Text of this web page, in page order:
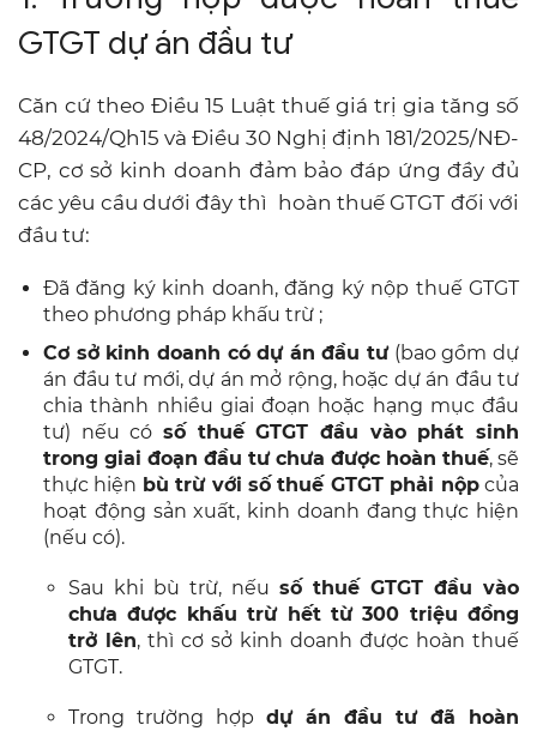
GTGT dự án đầu tư
Căn cứ theo Điều 15 Luật thuế giá trị gia tăng số
48/2024/Qh15 và Điều 30 Nghị định 181/2025/NĐ-
CP, cơ sở kinh doanh đảm bảo đáp ứng đầy đủ
các yêu cầu dưới đây thì hoàn thuế GTGT đối với
đầu tư:
Đã đăng ký kinh doanh, đăng ký nộp thuế GTGT
theo phương pháp khấu trừ ;
Cơ sở kinh doanh có dự án đầu tư(bao gồm dự
án đầu tư mới, dự án mở rộng, hoặc dự án đầu tư
chia thành nhiều giai đoạn hoặc hạng mục đầu
tư) nếu có số thuế GTGT đầu vào phát sinh
trong giai đoạn đầu tư chưa được hoàn thuế, sẽ
thực hiện bù trừ với số thuế GTGT phải nộpcủa
hoạt động sản xuất, kinh doanh đang thực hiện
(nếu có).
Sau khi bù trừ, nếu số thuế GTGT đầu vào
chưa được khấu trừ hết từ 300 triệu đồng
trở lên, thì cơ sở kinh doanh được hoàn thuế
GTGT.
Trong trường hợp dự án đầu tư đã hoàn